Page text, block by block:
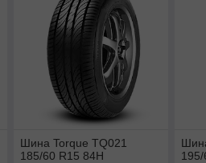
Шина Torque TQ021
185/60 R15 84H